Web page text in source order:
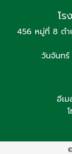
โร
456 หมู่ที่ 8 ตำ
วันจันท
อีเ